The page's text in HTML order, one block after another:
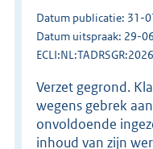
Datum publicatie: 31-
Datum uitspraak: 29-
Verzet gegrond.
wegens gebrek
onvoldoende
inhoud van zijn